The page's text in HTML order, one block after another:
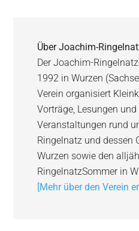
ÜberJoachim-
Der Joachim-
1992 in Wurzen
Verein organisiert
Vorträge, Lesungen
Veranstaltungen rund
Ringelnatz und dessen
Wurzen sowie den
RingelnatzSommer in
[Mehr über den Verein